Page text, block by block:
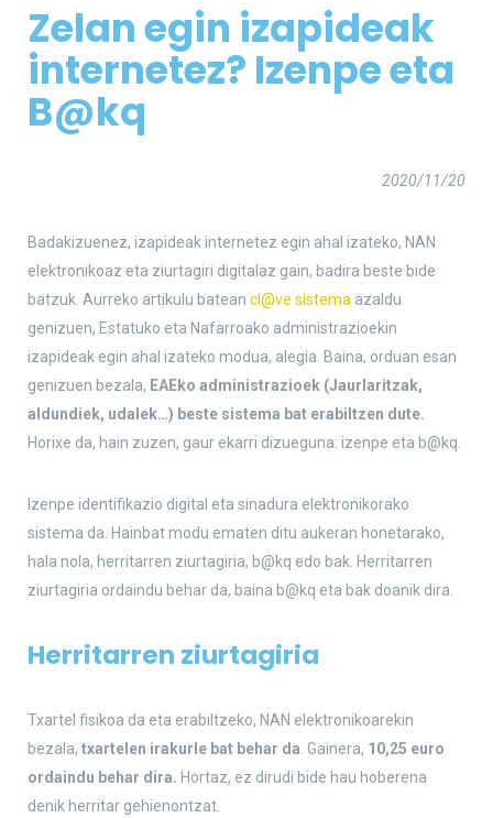
Zelan egin izapideak
internetez? Izenpe eta
B@kq
2020/11/20
Badakizuenez, izapideak internetez egin ahal izateko, NAN
elektronikoaz eta ziurtagiri digitalaz gain, badira beste bide
batzuk. Aurreko artikulu batean cl@ve sistema azaldu
genizuen, Estatuko eta Nafarroako administrazioekin
izapideak egin ahal izateko modua, alegia. Baina, orduan esan
genizuen bezala, EAEko administrazioek (Jaurlaritzak,
aldundiek, udalek…) beste sistema bat erabiltzen dute.
Horixe da, hain zuzen, gaur ekarri dizueguna: izenpe eta b@kq.
Izenpe identifikazio digital eta sinadura elektronikorako
sistema da. Hainbat modu ematen ditu aukeran honetarako,
hala nola, herritarren ziurtagiria, b@kq edo bak. Herritarren
ziurtagiria ordaindu behar da, baina b@kq eta bak doanik dira.
Herritarren ziurtagiria
Txartel fisikoa da eta erabiltzeko, NAN elektronikoarekin
bezala, txartelen irakurle bat behar da. Gainera, 10,25 euro
ordaindu behar dira. Hortaz, ez dirudi bide hau hoberena
denik herritar gehienontzat.